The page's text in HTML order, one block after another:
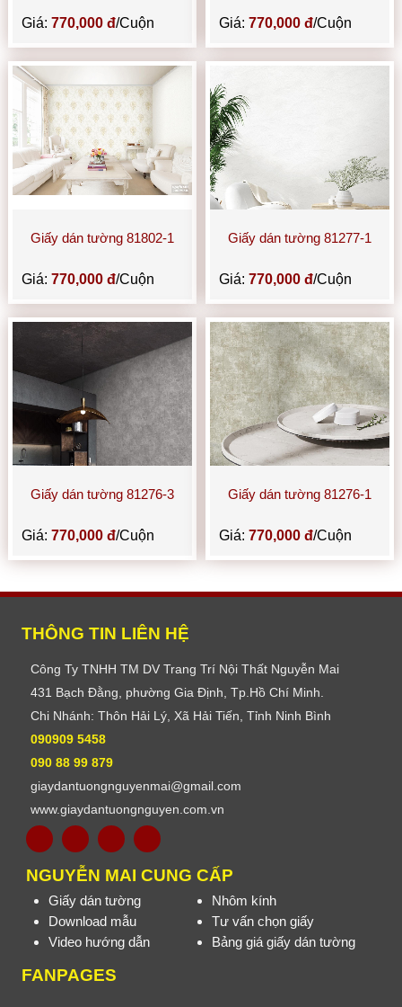
Giá:770,000 đ/Cuộn Giá: 770,000 đ/Cuộn
Giấy dán tường 81802-1
Giá:770,000 đ/Cuộn
Giấy dán tường 81277-1
Giá: 770,000 đ/Cuộn
Giấy dán tường 81276-3
Giá:770,000 đ/Cuộn
Giấy dán tường 81276-1
Giá: 770,000 đ/Cuộn
THÔNG TIN LIÊN HỆ
Công Ty TNHH TM DV Trang Trí Nội Thất Nguyễn Mai
431 Bạch Đằng, phường Gia Định, Tp.Hồ Chí Minh.
Chi Nhánh: Thôn Hải Lý, Xã Hải Tiến, Tỉnh Ninh Bình
090909 5458
090 88 99 879
giaydantuongnguyenmai@gmail.com
www.giaydantuongnguyen.com.vn
NGUYỄN MAI CUNG CẤP
Giấy dán tường
Nhôm kính
Download mẫu
Tư vấn chọn giấy
Video hướng dẫn
Bảng giá giấy dán tường
FANPAGES